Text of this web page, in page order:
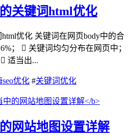
关键词html优化
html优化 关键词在网页body中的合
；  关键词均匀分布在网页中；
适当出...
seo优化 #关键词优化
网站地图设置详解